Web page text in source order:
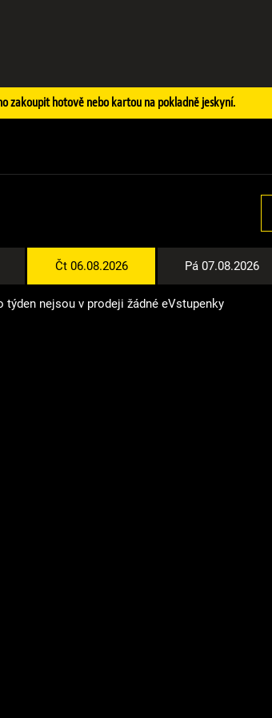
zakoupit hotově nebo kartou na pokladně jeskyní.
Čt 06.08.2026 Pá 07.08.2026
týden nejsou v prodeji žádné eVstupenky